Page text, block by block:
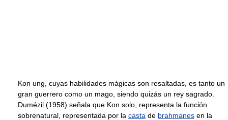
Kon ung, cuyas habilidades mágicas son resaltadas, es tanto un
gran guerrero como un mago, siendo quizás un rey sagrado.
Dumézil (1958) señala que Kon solo, representa la función
sobrenatural, representada por la casta de brahmanes en la